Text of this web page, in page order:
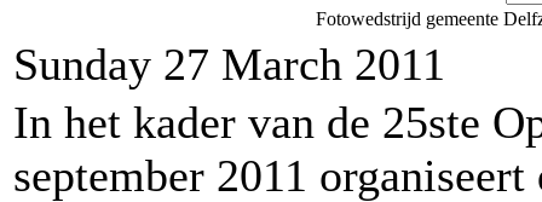
Fotowedstrijd gemeente
Sunday 27 March 2011
In het kader van de 25ste
september 2011